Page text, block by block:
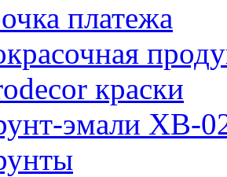
платежа
краски
эмали ХВ-